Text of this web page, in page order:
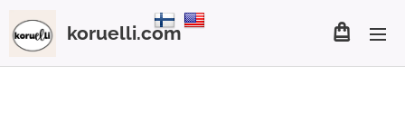
koruelli.com